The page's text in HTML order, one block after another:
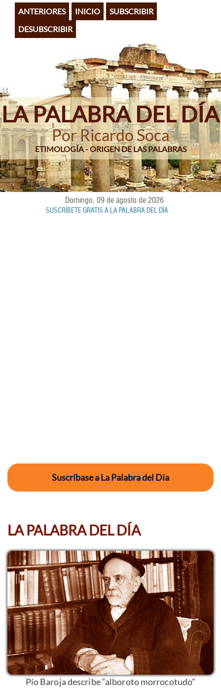
Pasar
contenido
principal
ANTERIORES INICIO
SUBSCRIBIR
DESUBSCRIBIR
LA PALABRA DEL DÍA
Por Ricardo Soca
ETIMOLOGÍA - ORIGEN DE LAS PALABRAS
Domingo, 09 de agosto de 2026
SUSCRÍBETE GRATIS A LA PALABRA DEL DÍA
Suscríbase a La Palabra del Día
LA PALABRA DEL DÍA
Pío Baroja describe “alboroto morrocotudo”